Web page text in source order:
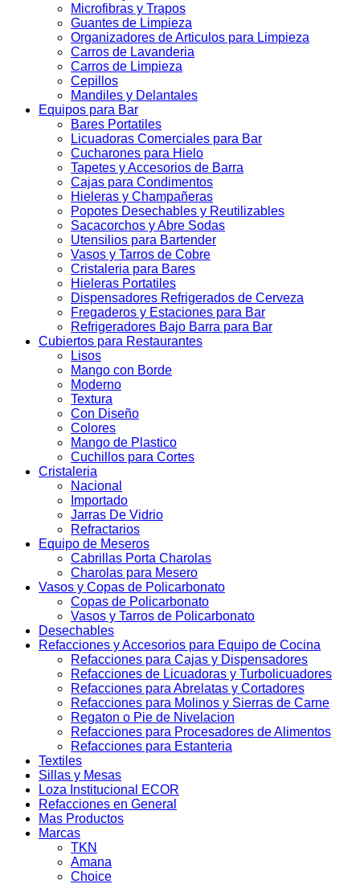
Microfibras y Trapos
Guantes de Limpieza
Organizadores de Articulos para Limpieza
Carros de Lavanderia
Carros de Limpieza
Cepillos
Mandiles y Delantales
Equipos para Bar
Bares Portatiles
Licuadoras Comerciales para Bar
Cucharones para Hielo
Tapetes y Accesorios de Barra
Cajas para Condimentos
Hieleras y Champañeras
Popotes Desechables y Reutilizables
Sacacorchos y Abre Sodas
Utensilios para Bartender
Vasos y Tarros de Cobre
Cristaleria para Bares
Hieleras Portatiles
Dispensadores Refrigerados de Cerveza
Fregaderos y Estaciones para Bar
Refrigeradores Bajo Barra para Bar
Cubiertos para Restaurantes
Lisos
Mango con Borde
Moderno
Textura
Con Diseño
Colores
Mango de Plastico
Cuchillos para Cortes
Cristaleria
Nacional
Importado
Jarras De Vidrio
Refractarios
Equipo de Meseros
Cabrillas Porta Charolas
Charolas para Mesero
Vasos y Copas de Policarbonato
Copas de Policarbonato
Vasos y Tarros de Policarbonato
Desechables
Refacciones y Accesorios para Equipo de Cocina
Refacciones para Cajas y Dispensadores
Refacciones de Licuadoras y Turbolicuadores
Refacciones para Abrelatas y Cortadores
Refacciones para Molinos y Sierras de Carne
Regaton o Pie de Nivelacion
Refacciones para Procesadores de Alimentos
Refacciones para Estanteria
Textiles
Sillas y Mesas
Loza Institucional ECOR
Refacciones en General
Mas Productos
Marcas
TKN
Amana
Choice